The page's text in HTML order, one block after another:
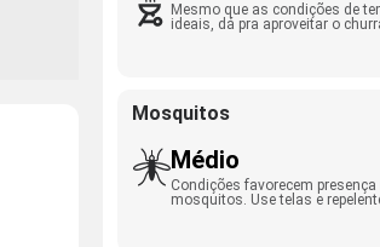
Mesmo que as condições de
ideais, dá pra aproveitar o
Mosquitos
Médio
Condições favorecem
mosquitos. Use telas e